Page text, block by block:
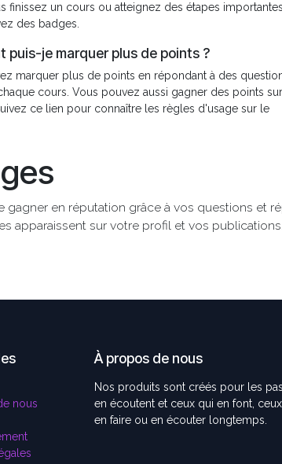
finissez un cours ou atteignez des étapes importantes,
des badges.
puis-je marquer plus de points ?
marquer plus de points en répondant à des
cours. Vous pouvez aussi gagner des points sur
ce lien pour connaître les règles d'usage sur le
gagner en réputation grâce à vos questions et
apparaissent sur votre profil et vos publications.
nous
À propos de nous
Nos produits sont créés pour les
en écoutent et ceux qui en font,
en faire ou en écouter longtemps.